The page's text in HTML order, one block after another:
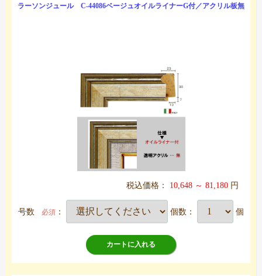
ラーソンジュール C-44086ベージュオイルライナーG付／アクリル板無
税込価格： 10,648 ～ 81,180 円
号数 必須 ： 個数： 個
カートに入れる